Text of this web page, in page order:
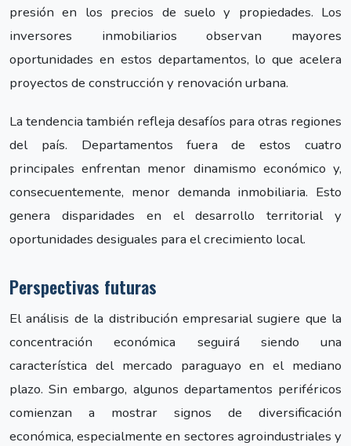
presión en los precios de suelo y propiedades. Los
inversores inmobiliarios observan mayores
oportunidades en estos departamentos, lo que acelera
proyectos de construcción y renovación urbana.
La tendencia también refleja desafíos para otras regiones
del país. Departamentos fuera de estos cuatro
principales enfrentan menor dinamismo económico y,
consecuentemente, menor demanda inmobiliaria. Esto
genera disparidades en el desarrollo territorial y
oportunidades desiguales para el crecimiento local.
Perspectivas futuras
El análisis de la distribución empresarial sugiere que la
concentración económica seguirá siendo una
característica del mercado paraguayo en el mediano
plazo. Sin embargo, algunos departamentos periféricos
comienzan a mostrar signos de diversificación
económica, especialmente en sectores agroindustriales y